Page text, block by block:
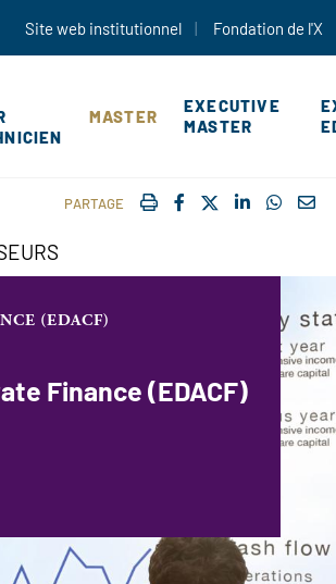
Aller au contenu principal
Site web institutionnel Fondation de l'X
MASTER
EXECUTIVE
MASTER
PARTAGE IMPRIMERFACEBOOK
TWITTER
SHARE ON
SHARE
(EDACF)
Finance (EDACF)